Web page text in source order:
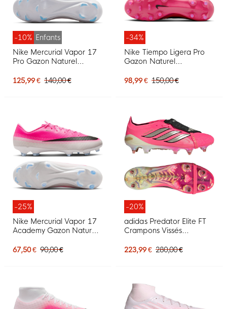
-10% Enfants
Nike Mercurial Vapor 17
Pro Gazon Naturel
Enfants Rose Vif Blanc
125,99 € 140,00 €
-34%
Nike Tiempo Ligera Pro
Gazon Naturel
Rose Vif Noir
98,99 € 150,00 €
-25%
Nike Mercurial Vapor 17
Academy Gazon Naturel
Chaussures de Foot (MG)
67,50 € 90,00 €
-20%
adidas Predator Elite FT
Crampons Vissés
Rose Vif Gris Argenté
223,99 € 280,00 €